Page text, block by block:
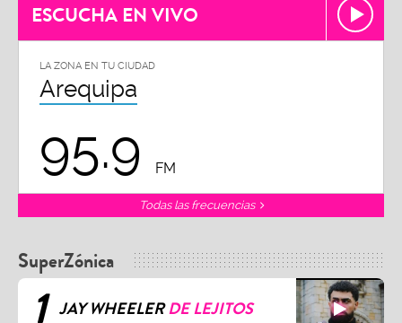
ESCUCHA EN VIVO
LA ZONA EN TU CIUDAD
Arequipa
95.9 FM
Todas las frecuencias
SuperZónica
1 JAY WHEELERDE LEJITOS